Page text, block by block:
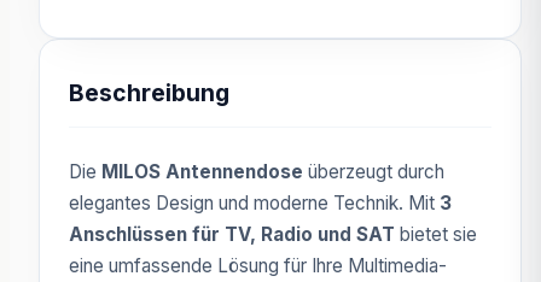
Beschreibung
Die MILOS Antennendose überzeugt durch
elegantes Design und moderne Technik. Mit 3
Anschlüssen für TV, Radio und SAT bietet sie
eine umfassende Lösung für Ihre Multimedia-